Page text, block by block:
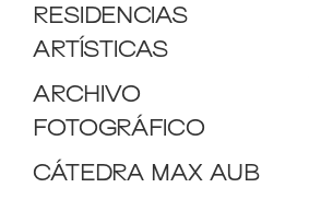
RESIDENCIAS
ARTÍSTICAS
ARCHIVO
FOTOGRÁFICO
CÁTEDRA MAX AUB